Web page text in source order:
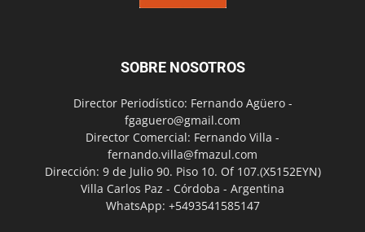
SOBRE NOSOTROS
Director Periodístico: Fernando Agüero -
fgaguero@gmail.com
Director Comercial: Fernando Villa -
fernando.villa@fmazul.com
Dirección: 9 de Julio 90. Piso 10. Of 107.(X5152EYN)
Villa Carlos Paz - Córdoba - Argentina
WhatsApp: +5493541585147